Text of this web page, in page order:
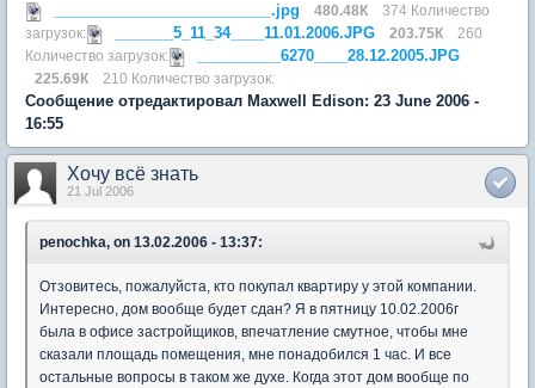
__________________________.jpg 480.48К
374 Количество
загрузок:
_______5_11_34____11.01.2006.JPG 203.75К
260
Количество загрузок:
__________6270____28.12.2005.JPG
225.69К 210 Количество загрузок:
Сообщение отредактировал Maxwell Edison: 23 June 2006 -
16:55
Хочу всё знать
21 Jul 2006
penochka, on 13.02.2006 - 13:37:
Отзовитесь, пожалуйста, кто покупал квартиру у этой компании.
Интересно, дом вообще будет сдан? Я в пятницу 10.02.2006г
была в офисе застройщиков, впечатление смутное, чтобы мне
сказали площадь помещения, мне понадобился 1 час. И все
остальные вопросы в таком же духе. Когда этот дом вообще по